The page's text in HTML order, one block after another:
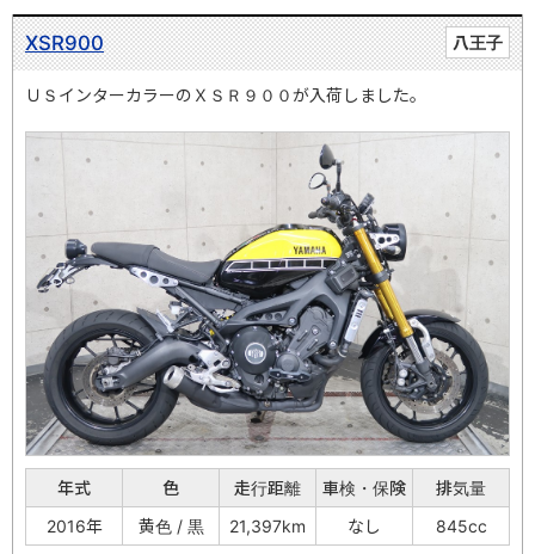
八王子
XSR900
ＵＳインターカラーのＸＳＲ９００が入荷しました。
年式 色 走行距離 車検・保険
排気量
2016年
黄色 / 黒 21,397km なし 845cc